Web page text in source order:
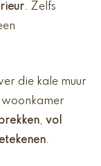
. Zelfs
die kale muur
, vol
.